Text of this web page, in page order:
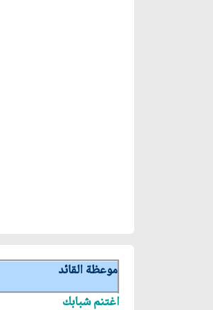
موعظة القائد
اغتنم شبابك‏